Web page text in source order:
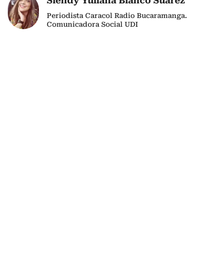
Periodista Caracol Radio Bucaramanga.
Comunicadora Social UDI